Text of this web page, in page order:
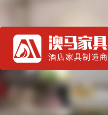
酒店家具制造商